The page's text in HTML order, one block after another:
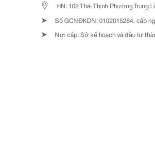
HN: 102 Thái Thịnh Phường Trung
➤ Số GCNĐKDN: 0102015284, cấp
➤ Nơi cấp: Sở kế hoạch và đầu tư